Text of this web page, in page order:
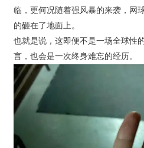
临，更何况随着强风暴的来袭，网
的砸在了地面上。
也就是说，这即便不是一场全球性
言，也会是一次终身难忘的经历。